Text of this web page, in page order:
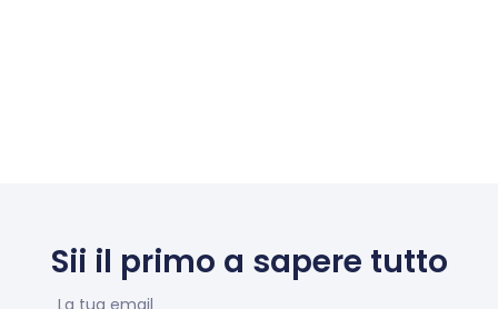
Sii il primo a sapere tutto